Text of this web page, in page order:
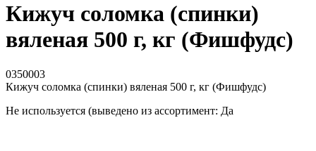
Кижуч соломка (спинки)
вяленая 500 г, кг (Фишфудс)
0350003
Кижуч соломка (спинки) вяленая 500 г, кг (Фишфудс)
Не используется (выведено из ассортимент: Да